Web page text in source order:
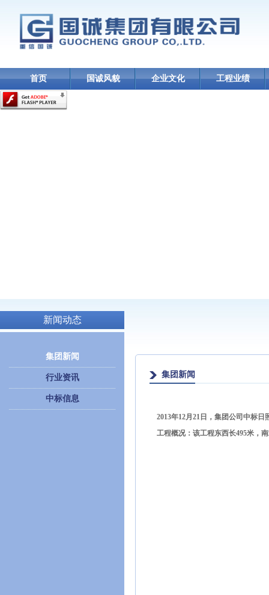
首页 国诚风貌 企业文化 工程业绩
新闻动态
集团新闻
行业资讯
中标信息
集团新闻
2013年12月21日，集团公司中标
工程概况：该工程东西长495米，